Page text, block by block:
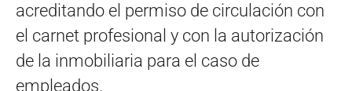
acreditando el permiso de circulación con
el carnet profesional y con la autorización
de la inmobiliaria para el caso de
empleados.